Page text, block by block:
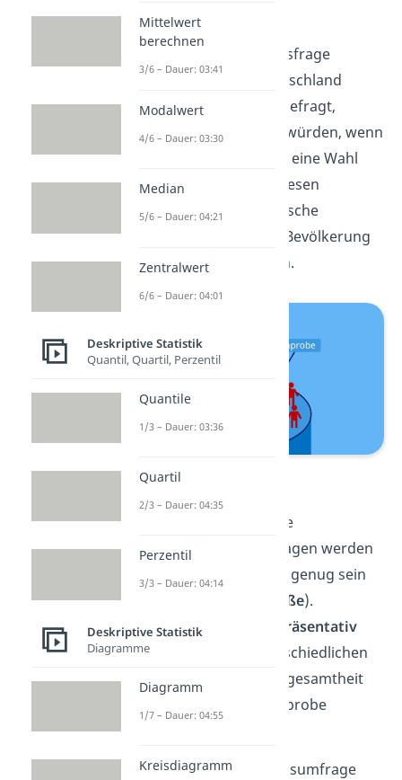
für die Grundgesamtheit.
Bei der Sonntagsfrage
werden Personen in Deutschland
zufällig ausgewählt und gefragt,
welche Partei sie wählen würden, wenn
am kommenden Sonntag eine Wahl
wäre. Danach wird von diesen
Ergebnissen auf die politische
Präferenz der gesamten Bevölkerung
eines Landes geschlossen.
Damit Stichproben auf die
Grundgesamtheit übertragen werden
können, müssen sie groß genug sein
(Mindeststichprobengröße).
Außerdem sollten sie
repräsentativ
sein. Das heißt, die unterschiedlichen
Merkmale aus der Grundgesamtheit
müssen auch in der Stichprobe
vertreten sein.
Beispiel:Bei der Meinungsumfrage
Mittelwert
berechnen
3/6 – Dauer: 03:41
Modalwert
4/6 – Dauer: 03:30
Median
5/6 – Dauer: 04:21
Zentralwert
6/6 – Dauer: 04:01
Deskriptive Statistik
Quantil, Quartil, Perzentil
Quantile
1/3 – Dauer: 03:36
Quartil
2/3 – Dauer: 04:35
Perzentil
3/3 – Dauer: 04:14
Deskriptive Statistik
Diagramme
Diagramm
1/7 – Dauer: 04:55
Kreisdiagramm